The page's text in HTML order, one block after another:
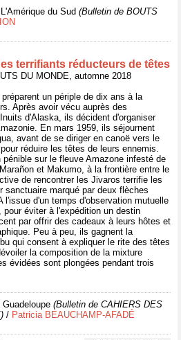
du Sud (Bulletin de BOUTS
terrifiants réducteurs de têtes
DU MONDE, automne 2018
un périple de dix ans à la
Après avoir vécu auprès des
d'Alaska, ils décident d'organiser
En mars 1959, ils séjournent
avant de se diriger en canoë vers le
réduire les têtes de leurs ennemis.
sur le fleuve Amazone infesté de
et Makumo, à la frontière entre le
de rencontrer les Jivaros terrifie les
sanctuaire marqué par deux flèches
l'issue d'un temps d'observation mutuelle
éviter à l'expédition un destin
par offrir des cadeaux à leurs hôtes et
Peu à peu, ils gagnent la
qui consent à expliquer le rite des têtes
la composition de la mixture
évidées sont plongées pendant trois
Guadeloupe (Bulletin de CAHIERS DES
/ Patricia BEAUCHAMP-AFADÉ